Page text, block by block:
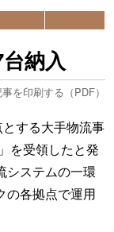
納入
を印刷する（PDF）
する大手物流事
を受領したと発
システムの一環
の各拠点で運用